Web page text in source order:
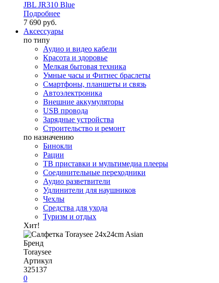
JBL JR310 Blue
Подробнее
7 690 руб.
Аксессуары
по типу
Аудио и видео кабели
Красота и здоровье
Мелкая бытовая техника
Умные часы и Фитнес браслеты
Смартфоны, планшеты и связь
Автоэлектроника
Внешние аккумуляторы
USB провода
Зарядные устройства
Строительство и ремонт
по назначению
Бинокли
Рации
ТВ приставки и мультимедиа плееры
Соединительные переходники
Аудио разветвители
Удлинители для наушников
Чехлы
Средства для ухода
Туризм и отдых
Хит!
Бренд
Toraysee
Артикул
325137
0